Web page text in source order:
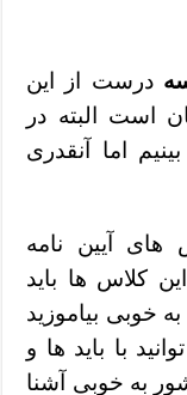
درست از این
است البته در
اما آنقدری
های آیین نامه
کلاس ها باید
خوبی بیاموزید
با باید ها و
به خوبی آشنا